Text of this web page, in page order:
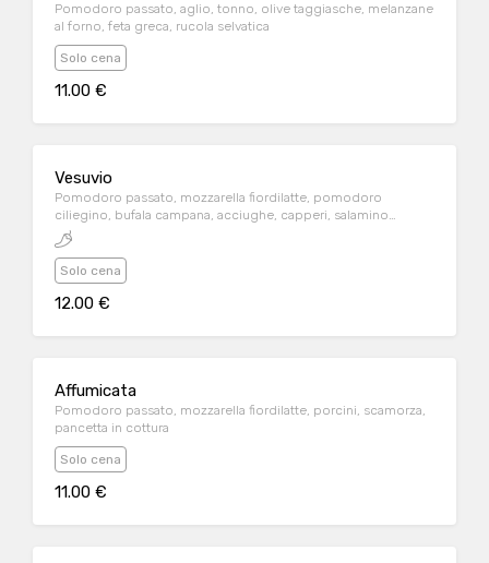
Pomodoro passato, aglio, tonno, olive taggiasche, melanzane
al forno, feta greca, rucola selvatica
Solo cena
11.00 €
Vesuvio
Pomodoro passato, mozzarella fiordilatte, pomodoro
ciliegino, bufala campana, acciughe, capperi, salamino
piccante
Solo cena
12.00 €
Affumicata
Pomodoro passato, mozzarella fiordilatte, porcini, scamorza,
pancetta in cottura
Solo cena
11.00 €